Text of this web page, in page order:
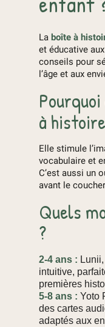
La boîte à
et éducative
conseils pour
l’âge et aux
à
Elle stimule
vocabulaire et
C’est aussi un
avant le
Quels
?
2-4 ans :
intuitive,
premières
5-8 ans : Yoto
des cartes
adaptés aux